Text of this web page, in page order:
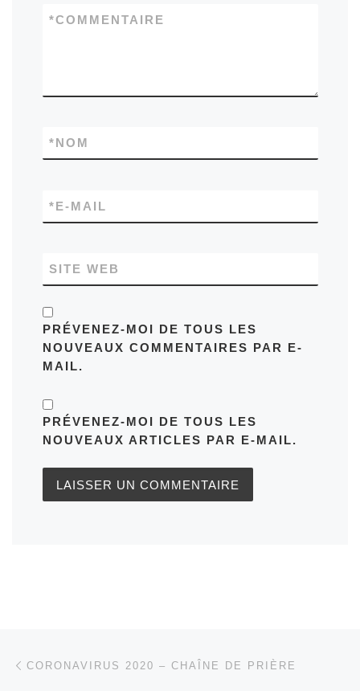
COMMENTAIRE
*
NOM
*
E-MAIL
*
SITE WEB
PRÉVENEZ-MOI DE TOUS LES
NOUVEAUX COMMENTAIRES PAR E-
MAIL.
PRÉVENEZ-MOI DE TOUS LES
NOUVEAUX ARTICLES PAR E-MAIL.
Parcourir les articles
CORONAVIRUS 2020 – CHAÎNE DE PRIÈRE